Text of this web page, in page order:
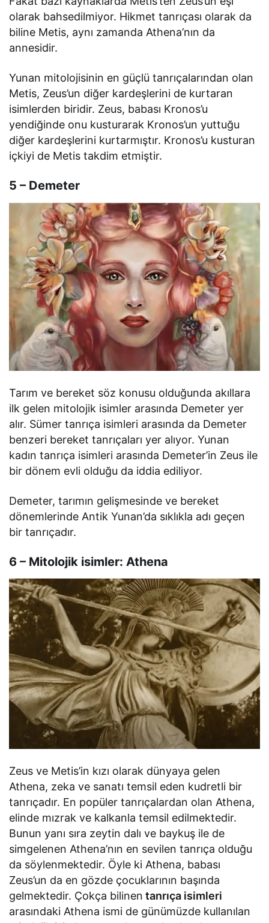
olarak bahsedilmiyor. Hikmet tanrıçası olarak da
biline Metis, aynı zamanda Athena’nın da
annesidir.
Yunan mitolojisinin en güçlü tanrıçalarından olan
Metis, Zeus’un diğer kardeşlerini de kurtaran
isimlerden biridir. Zeus, babası Kronos’u
yendiğinde onu kusturarak Kronos’un yuttuğu
diğer kardeşlerini kurtarmıştır. Kronos’u kusturan
içkiyi de Metis takdim etmiştir.
5 – Demeter
Tarım ve bereket söz konusu olduğunda akıllara
ilk gelen mitolojik isimler arasında Demeter yer
alır. Sümer tanrıça isimleri arasında da Demeter
benzeri bereket tanrıçaları yer alıyor. Yunan
kadın tanrıça isimleri arasında Demeter’in Zeus ile
bir dönem evli olduğu da iddia ediliyor.
Demeter, tarımın gelişmesinde ve bereket
dönemlerinde Antik Yunan’da sıklıkla adı geçen
bir tanrıçadır.
6 – Mitolojik isimler: Athena
Zeus ve Metis’in kızı olarak dünyaya gelen
Athena, zeka ve sanatı temsil eden kudretli bir
tanrıçadır. En popüler tanrıçalardan olan Athena,
elinde mızrak ve kalkanla temsil edilmektedir.
Bunun yanı sıra zeytin dalı ve baykuş ile de
simgelenen Athena’nın en sevilen tanrıça olduğu
da söylenmektedir. Öyle ki Athena, babası
Zeus’un da en gözde çocuklarının başında
gelmektedir. Çokça bilinen tanrıça isimleri
arasındaki Athena ismi de günümüzde kullanılan